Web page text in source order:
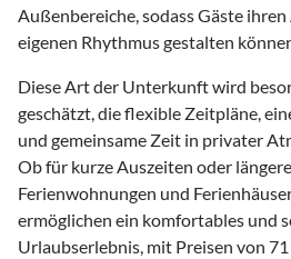
Außenbereiche, sodass Gäste
eigenen Rhythmus gestalten
Diese Art der Unterkunft wird
geschätzt, die flexible Zeitpläne,
und gemeinsame Zeit in privater
Ob für kurze Auszeiten oder
Ferienwohnungen und
ermöglichen ein komfortables und
Urlaubserlebnis, mit Preisen von